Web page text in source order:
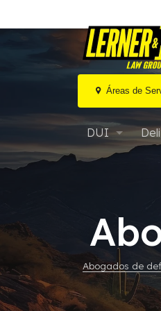
Áreas de
Ir
contenido
DUI
DUI
Audiencias
Abogados de